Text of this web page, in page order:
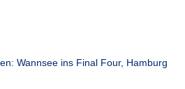
Wannsee ins Final Four, Hamburg